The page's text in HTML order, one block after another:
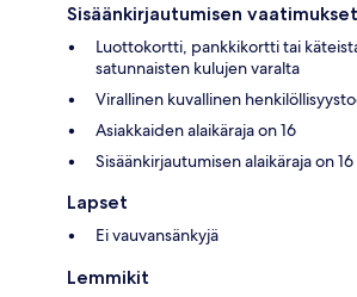
Sisäänkirjautumisen vaatimukset
Luottokortti, pankkikortti tai
satunnaisten kulujen varalta
Virallinen kuvallinen
Asiakkaiden alaikäraja on 16
Sisäänkirjautumisen alaikäraja on 16
Lapset
Ei vauvansänkyjä
Lemmikit